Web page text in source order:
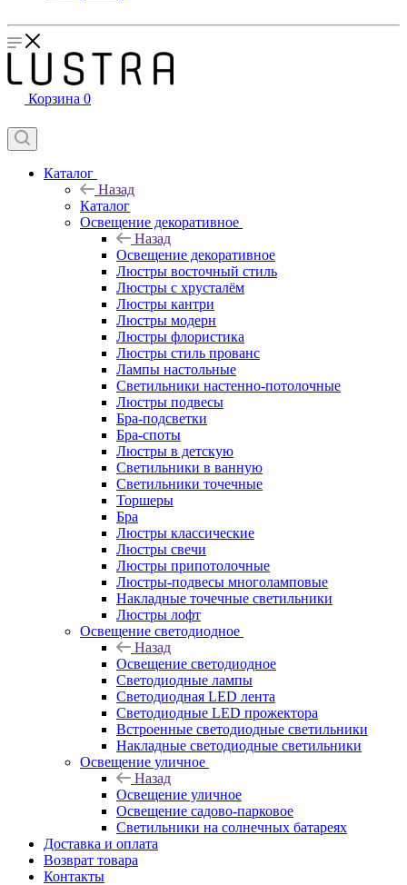
Корзина 0
Каталог
Назад
Каталог
Освещение декоративное
Назад
Освещение декоративное
Люстры восточный стиль
Люстры с хрусталём
Люстры кантри
Люстры модерн
Люстры флористика
Люстры стиль прованс
Лампы настольные
Светильники настенно-потолочные
Люстры подвесы
Бра-подсветки
Бра-споты
Люстры в детскую
Светильники в ванную
Светильники точечные
Торшеры
Бра
Люстры классические
Люстры свечи
Люстры припотолочные
Люстры-подвесы многоламповые
Накладные точечные светильники
Люстры лофт
Освещение светодиодное
Назад
Освещение светодиодное
Светодиодные лампы
Светодиодная LED лента
Светодиодные LED прожектора
Встроенные светодиодные светильники
Накладные светодиодные светильники
Освещение уличное
Назад
Освещение уличное
Освещение садово-парковое
Светильники на солнечных батареях
Доставка и оплата
Возврат товара
Контакты